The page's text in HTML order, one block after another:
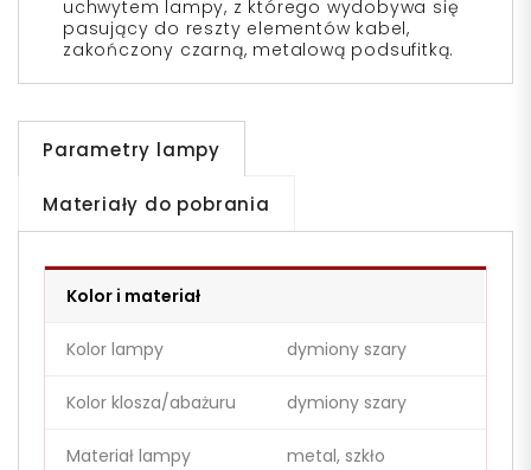
uchwytem lampy, z którego wydobywa się
pasujący do reszty elementów kabel,
zakończony czarną, metalową podsufitką.
Parametry lampy
Materiały do pobrania
Kolor i materiał
Kolor lampy dymiony szary
Kolor klosza/abażuru dymiony szary
Materiał lampy metal, szkło